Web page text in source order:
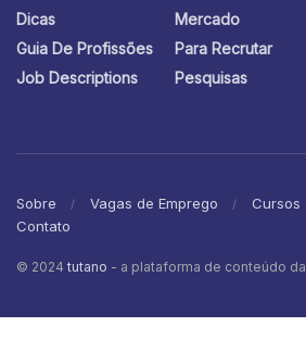
Dicas
Guia De Profissões
Job Descriptions
Mercado
Para Recrutar
Pesquisas
Sobre Vagas de Emprego Cursos
Contato
© 2024 tutano - a plataforma de conteúdo da